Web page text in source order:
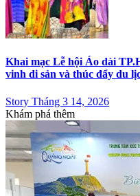
Khai mạc Lễ hội Áo dài
vinh di sản và thúc đẩy du
Story Tháng 3 14, 2026
Khám phá thêm